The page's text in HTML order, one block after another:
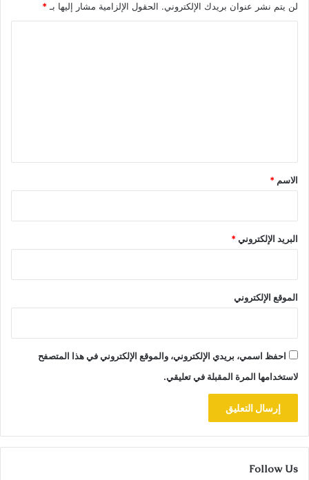
لن يتم نشر عنوان بريدك الإلكتروني. الحقول الإلزامية مشار إليها بـ*
*
الاسم *
البريد الإلكتروني*
الموقع الإلكتروني
احفظ اسمي، بريدي الإلكتروني، والموقع الإلكتروني في هذا المتصفح
لاستخدامها المرة المقبلة في تعليقي.
Follow Us